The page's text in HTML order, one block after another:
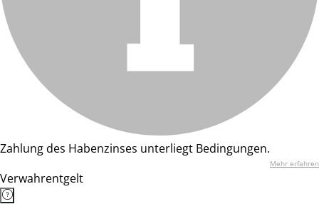
Zahlung des Habenzinses unterliegt Bedingungen.
Mehr erfahren
Verwahrentgelt